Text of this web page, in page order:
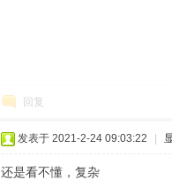
回复
发表于 2021-2-24 09:03:22
还是看不懂，复杂